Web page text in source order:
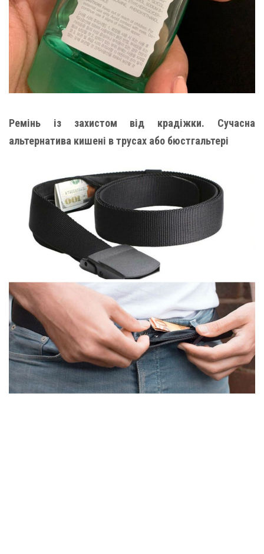
Ремінь із захистом від крадіжки. Сучасна
альтернатива кишені в трусах або бюстгальтері